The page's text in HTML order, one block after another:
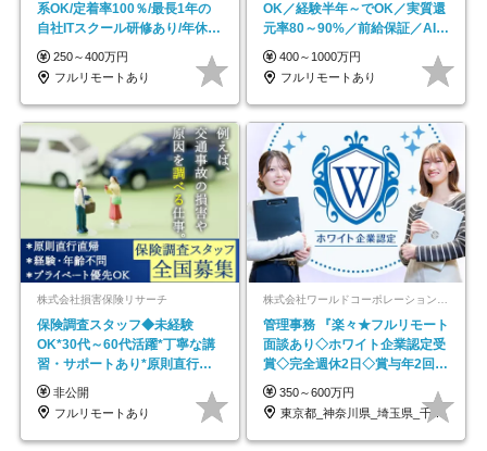
系OK/定着率100％/最長1年の
自社ITスクール研修あり/年休
130日
250～400万円
フルリモートあり
OK／経験半年～でOK／実質還
元率80～90%／前給保証／AI系
など最先端案件多数
400～1000万円
フルリモートあり
株式会社損害保険リサーチ
保険調査スタッフ◆未経験
OK*30代～60代活躍*丁寧な講
習・サポートあり*原則直行直
帰／全国募集・業務委託
非公開
フルリモートあり
管理事務 『楽々★フルリモート
面談あり◇ホワイト企業認定受
賞◇完全週休2日◇賞与年2回
/p13
350～600万円
東京都_神奈川県_埼玉県_千葉県_大阪府…